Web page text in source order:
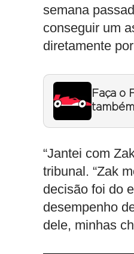
semana
conseguir um
diretamente
Faça o
“Jantei com
tribunal. “Zak
decisão foi do
desempenho
dele, minhas